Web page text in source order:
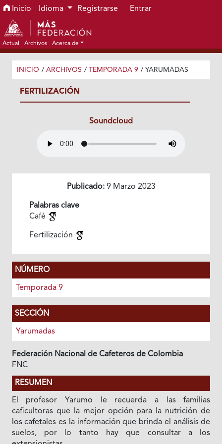
Ir al menú de navegación principal
Ir al contenido principal
Ir al pie de página del sitio
Inicio Idioma Registrarse Entrar
Actual Archivos Acerca de
INICIO / ARCHIVOS / TEMPORADA 9 / YARUMADAS
FERTILIZACIÓN
Soundcloud
Publicado:9 Marzo 2023
Palabras clave
Café
Fertilización
NÚMERO
Temporada 9
SECCIÓN
Yarumadas
Federación Nacional de Cafeteros de Colombia
FNC
RESUMEN
El profesor Yarumo le recuerda a las familias
caficultoras que la mejor opción para la nutrición de
los cafetales es la información que brinda el análisis de
suelos, por lo tanto hay que consultar a los